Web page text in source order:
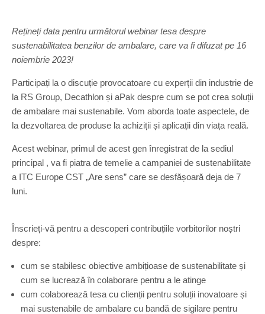
Rețineți data pentru următorul webinar tesa despre
sustenabilitatea benzilor de ambalare, care va fi difuzat pe 16
noiembrie 2023!
Participați la o discuție provocatoare cu experții din industrie de
la RS Group, Decathlon și aPak despre cum se pot crea soluții
de ambalare mai sustenabile. Vom aborda toate aspectele, de
la dezvoltarea de produse la achiziții și aplicații din viața reală.
Acest webinar, primul de acest gen înregistrat de la sediul
principal , va fi piatra de temelie a campaniei de sustenabilitate
a ITC Europe CST „Are sens” care se desfășoară deja de 7
luni.
Înscrieți-vă pentru a descoperi contribuțiile vorbitorilor noștri
despre:
cum se stabilesc obiective ambițioase de sustenabilitate și
cum se lucrează în colaborare pentru a le atinge
cum colaborează tesa cu clienții pentru soluții inovatoare și
mai sustenabile de ambalare cu bandă de sigilare pentru